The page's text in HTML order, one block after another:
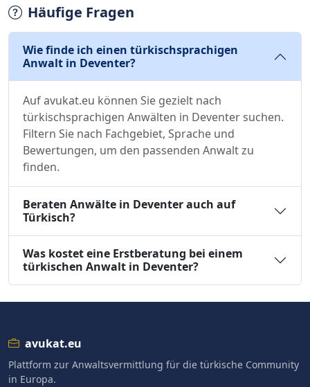
Häufige Fragen
Wie finde ich einen türkischsprachigen
Anwalt in Deventer?
Auf avukat.eu können Sie gezielt nach
türkischsprachigen Anwälten in Deventer suchen.
Filtern Sie nach Fachgebiet, Sprache und
Bewertungen, um den passenden Anwalt zu
finden.
Beraten Anwälte in Deventer auch auf
Türkisch?
Was kostet eine Erstberatung bei einem
türkischen Anwalt in Deventer?
avukat.eu
Plattform zur Anwaltsvermittlung für die türkische Community
in Europa.